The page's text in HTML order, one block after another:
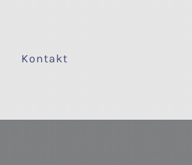
Kontakt